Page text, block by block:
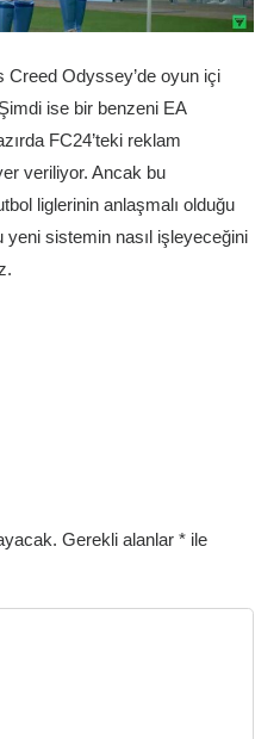
Creed Odyssey’de oyun içi
ise bir benzeni EA
FC24’teki reklam
veriliyor. Ancak bu
liglerinin anlaşmalı olduğu
sistemin nasıl işleyeceğini
Gerekli alanlar *ile